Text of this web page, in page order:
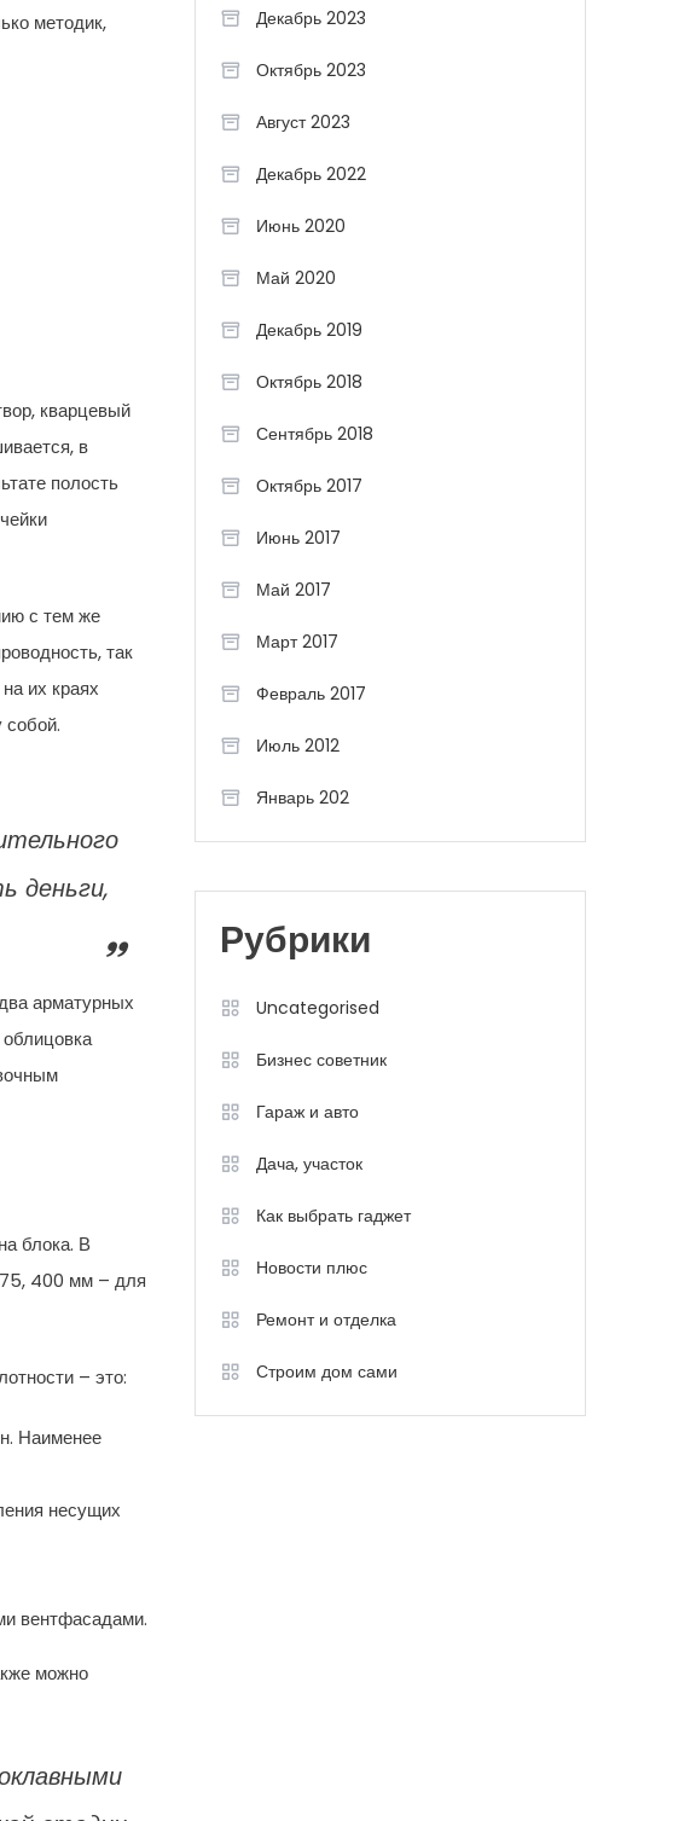
методик,
кварцевый
в
полость
с тем же
так
их краях
деньги,
арматурных
блока. В
400 мм – для
– это:
Наименее
несущих
вентфасадами.
можно
Декабрь 2023
Октябрь 2023
Август 2023
Декабрь 2022
Июнь 2020
Май 2020
Декабрь 2019
Октябрь 2018
Сентябрь 2018
Октябрь 2017
Июнь 2017
Май 2017
Март 2017
Февраль 2017
Июль 2012
Январь 202
Рубрики
Uncategorised
Бизнес советник
Гараж и авто
Дача, участок
Как выбрать гаджет
Новости плюс
Ремонт и отделка
Строим дом сами